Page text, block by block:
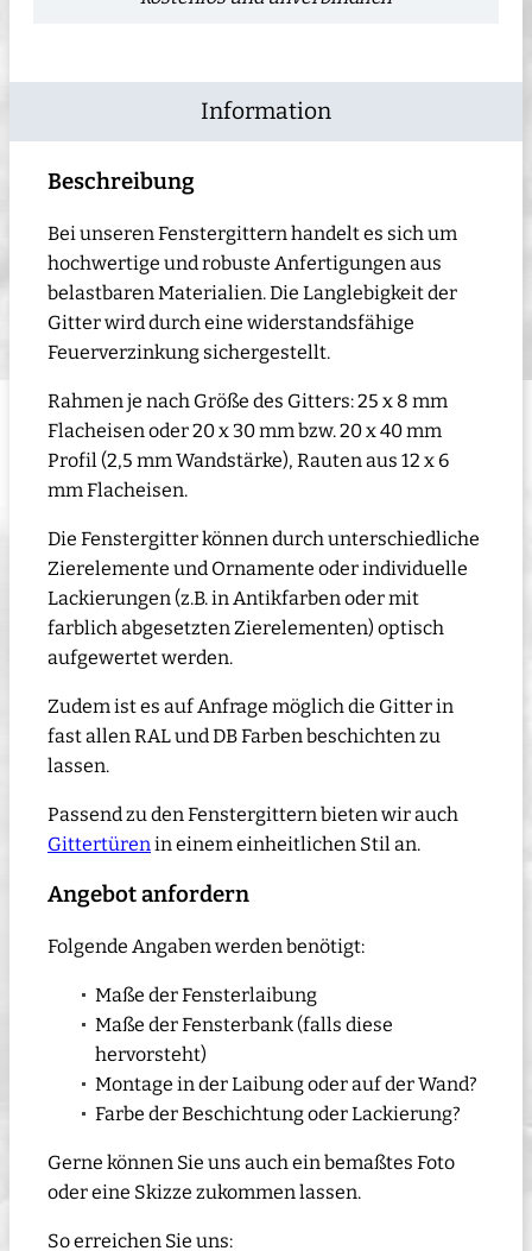
Information
Beschreibung
Bei unseren Fenstergittern handelt es sich um
hochwertige und robuste Anfertigungen aus
belastbaren Materialien. Die Langlebigkeit der
Gitter wird durch eine widerstandsfähige
Feuerverzinkung sichergestellt.
Rahmen je nach Größe des Gitters: 25 x 8 mm
Flacheisen oder 20 x 30 mm bzw. 20 x 40 mm
Profil (2,5 mm Wandstärke), Rauten aus 12 x 6
mm Flacheisen.
Die Fenstergitter können durch unterschiedliche
Zierelemente und Ornamente oder individuelle
Lackierungen (z.B. in Antikfarben oder mit
farblich abgesetzten Zierelementen) optisch
aufgewertet werden.
Zudem ist es auf Anfrage möglich die Gitter in
fast allen RAL und DB Farben beschichten zu
lassen.
Passend zu den Fenstergittern bieten wir auch
Gittertürenin einem einheitlichen Stil an.
Angebot anfordern
Folgende Angaben werden benötigt:
Maße der Fensterlaibung
Maße der Fensterbank (falls diese
hervorsteht)
Montage in der Laibung oder auf der Wand?
Farbe der Beschichtung oder Lackierung?
Gerne können Sie uns auch ein bemaßtes Foto
oder eine Skizze zukommen lassen.
So erreichen Sie uns: